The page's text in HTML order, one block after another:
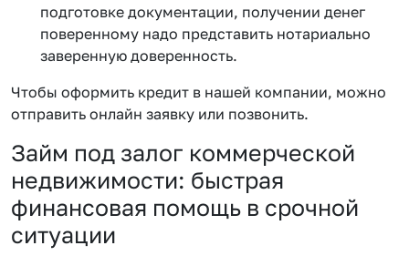
подготовке документации, получении денег
поверенному надо представить нотариально
заверенную доверенность.
Чтобы оформить кредит в нашей компании, можно
отправить онлайн заявку или позвонить.
Займ под залог коммерческой
недвижимости: быстрая
финансовая помощь в срочной
ситуации